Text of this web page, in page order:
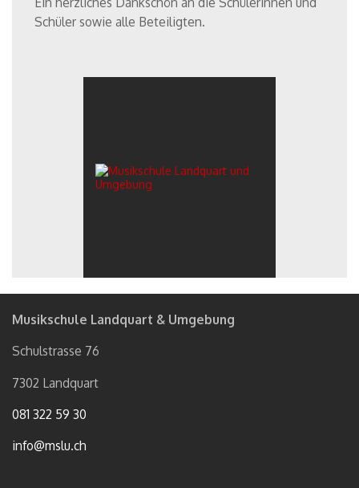
Schüler sowie alle Beteiligten.
Musikschule Landquart & Umgebung
Schulstrasse 76
7302 Landquart
081 322 59 30
info@mslu.ch